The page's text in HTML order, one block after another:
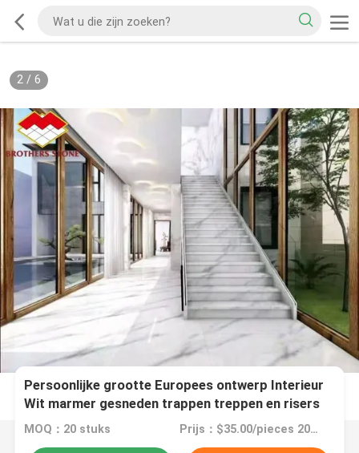
2/ 6
Persoonlijke grootte Europees ontwerp Interieur
Wit marmer gesneden trappen treppen en risers
MOQ：20 stuks Prijs：$35.00/pieces 20-99 pieces